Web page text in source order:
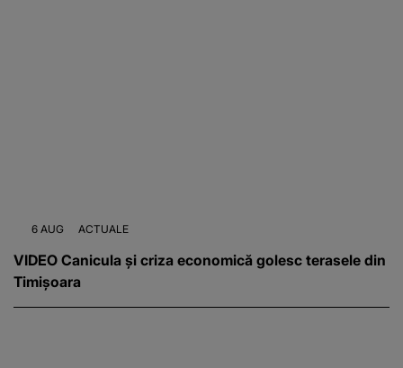
6 AUG ACTUALE
VIDEO Canicula și criza economică golesc terasele din
Timișoara